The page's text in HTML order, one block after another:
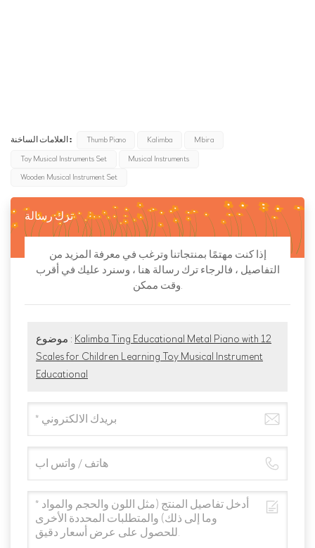
العلامات الساخنة : Thumb Piano Kalimba Mbira
Toy Musical Instruments Set
Musical Instruments
Wooden Musical Instrument Set
ترك رسالة
إذا كنت مهتمًا بمنتجاتنا وترغب في معرفة المزيد من
التفاصيل ، فالرجاء ترك رسالة هنا ، وسنرد عليك في أقرب
وقت ممكن.
موضوع : Kalimba Ting Educational Metal Piano with 12
Scales for Children Learning Toy Musical Instrument
Educational